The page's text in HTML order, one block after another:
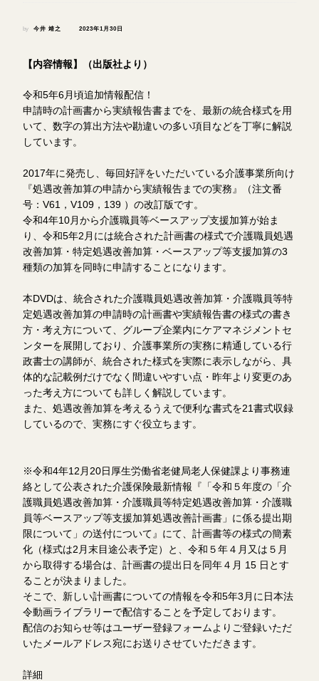
by 今井 靖之 2023年1月30日
【内容情報】（出版社より）
令和5年6月頃追加情報配信！
申請時の計画書から実績報告書までを、最新の統合様式を用
いて、数字の算出方法や勘違いの多い項目などを丁寧に解説
しています。
2017年に発売し、毎回好評をいただいている介護事業所向け
『処遇改善加算の申請から実績報告までの実務』（注文番
号：V61，V109，139 ）の改訂版です。
令和4年10月から介護職員等ベースアップ支援加算が始ま
り、令和5年2月には統合された計画書の様式で介護職員処遇
改善加算・特定処遇改善加算・ベースアップ等支援加算の3
種類の加算を同時に申請することになります。
本DVDは、統合された介護職員処遇改善加算・介護職員等特
定処遇改善加算の申請時の計画書や実績報告書の様式の書き
方・考え方について、グループ企業内にケアマネジメントセ
ンターを展開しており、介護事業所の実務に精通している行
政書士の講師が、統合された様式を実際に表示しながら、具
体的な記載例だけでなく間違いやすい点・昨年より変更のあ
った考え方についても詳しく解説しています。
また、処遇改善加算を考えるうえで便利な書式を21書式収録
しているので、実務にすぐ役立ちます。
※令和4年12月20日厚生労働省老健局老人保健課より事務連
絡として公表された介護保険最新情報『「令和５年度の「介
護職員処遇改善加算・介護職員等特定処遇改善加算・介護職
員等ベースアップ等支援加算処遇改善計画書」に係る提出期
限について」の送付について』にて、計画書等の様式の簡素
化（様式は2月末目途公表予定）と、令和５年４月又は５月
から取得する場合は、計画書の提出日を同年４月 15 日とす
ることが決まりました。
そこで、新しい計画書についての情報を令和5年3月に日本法
令動画ライブラリーで配信することを予定しております。
配信のお知らせ等はユーザー登録フォームよりご登録いただ
いたメールアドレス宛にお送りさせていただきます。
詳細